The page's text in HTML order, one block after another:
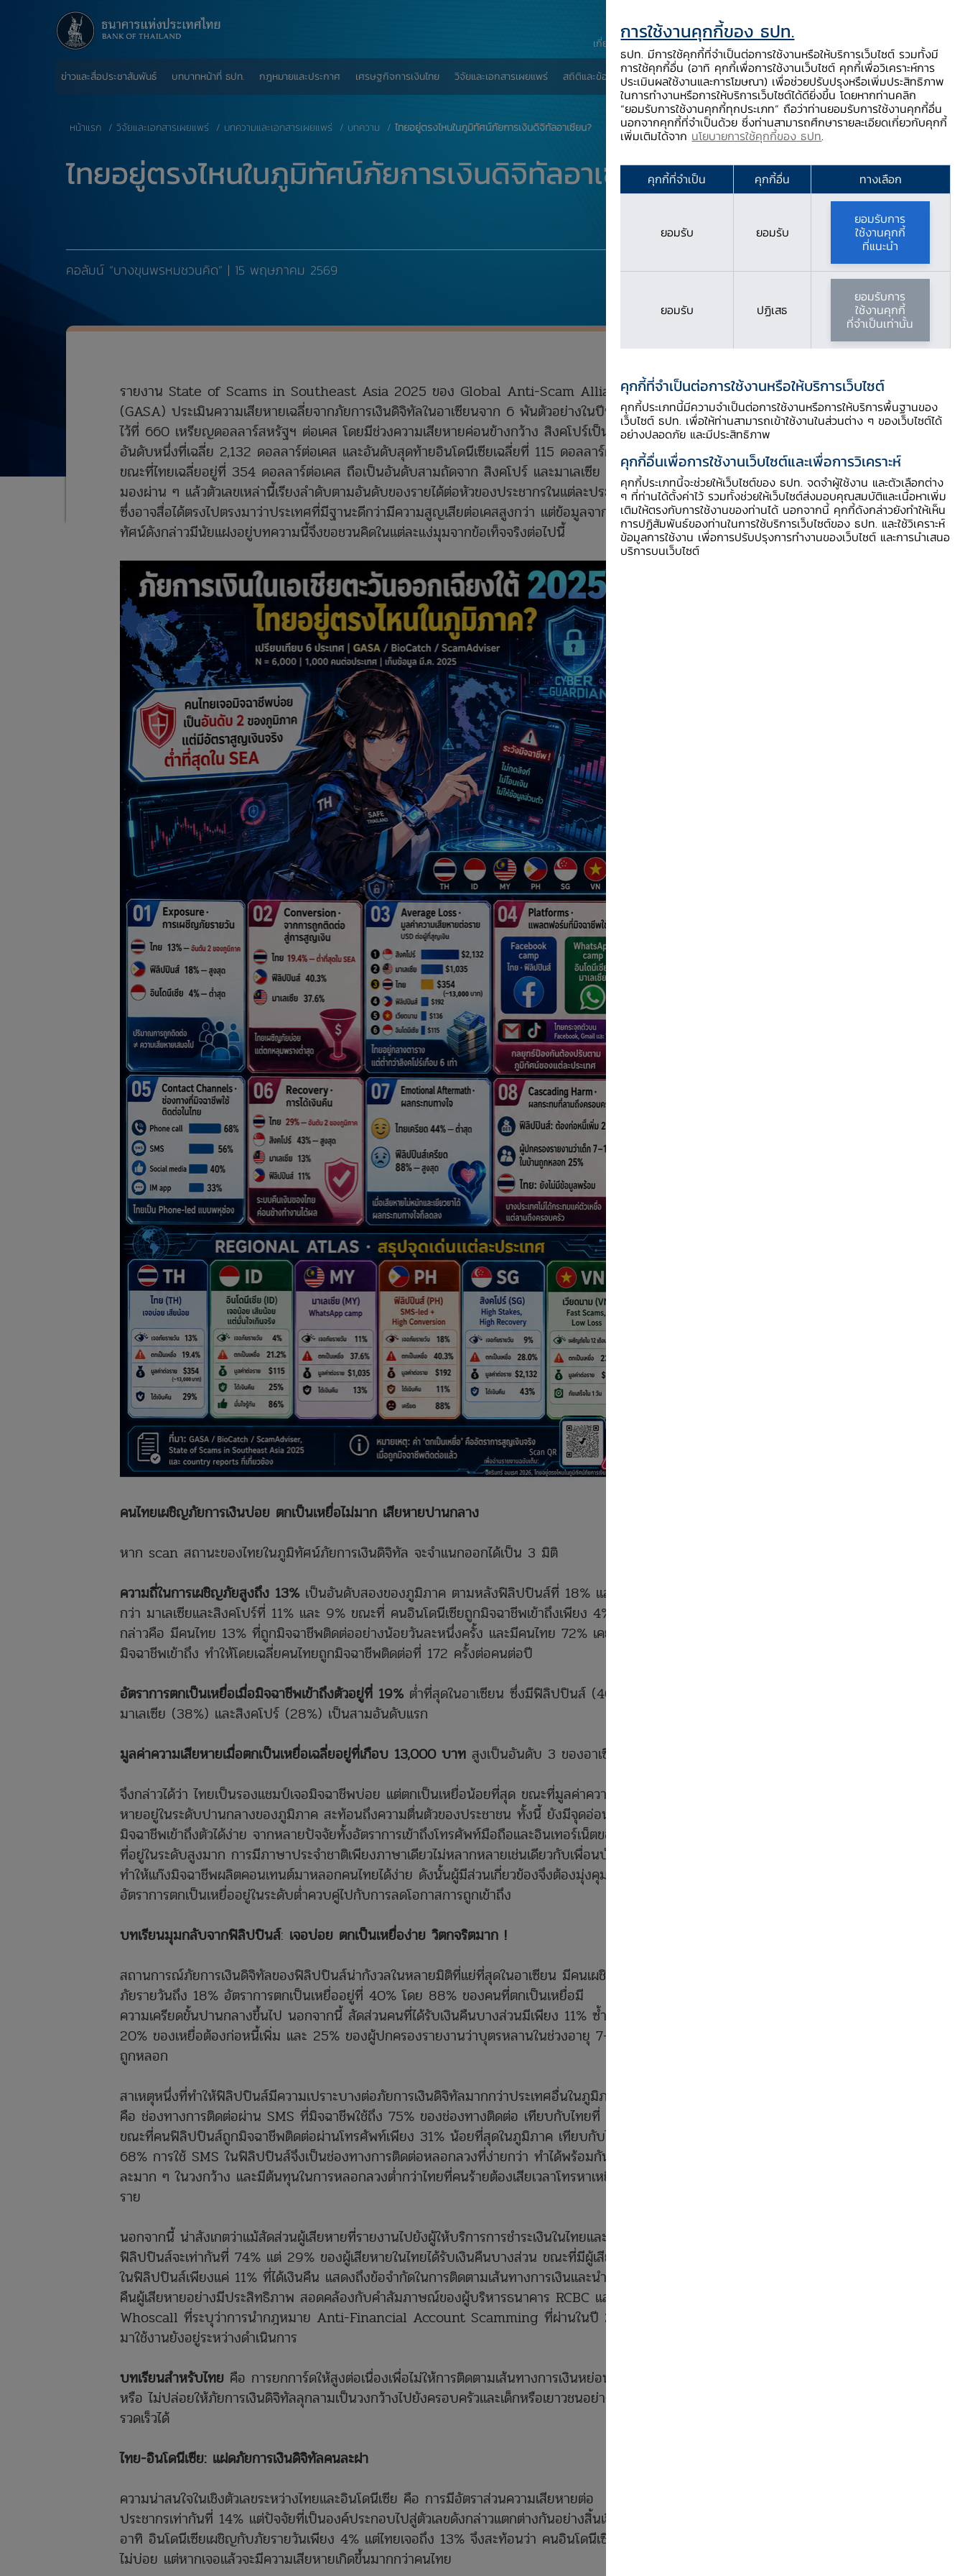
ข่าวและสื่อประชาสัมพันธ์ บทบาทหน้าที่ ธปท. กฎหมายและประกาศ เศรษฐกิจการเงินไทย วิจัยและเอกสารเผยแพร่ สถิติและข้อมูลเผยแพร่ บริการจาก ธปท. นวัตกรรมภาคการเงิน สตางค์ Story
เกี่ยวกับ ธปท. ติดต่อเรา ช่วยเหลือ / ร้องเรียน EN
หน้าแรก วิจัยและเอกสารเผยแพร่ บทความและเอกสารเผยแพร่ บทความ ไทยอยู่ตรงไหนในภูมิทัศน์ภัยการเงินดิจิทัลอาเซียน?
ไทยอยู่ตรงไหนในภูมิทัศน์ภัยการเงินดิจิทัลอาเซียน?
คอลัมน์ “บางขุนพรหมชวนคิด” | 15 พฤษภาคม 2569
รายงาน State of Scams in Southeast Asia 2025 ของ Global Anti-Scam Alliance
(GASA) ประเมินความเสียหายเฉลี่ยจากภัยการเงินดิจิทัลในอาเซียนจาก 6 พันตัวอย่างในปีที่แล้ว
ไว้ที่ 660 เหรียญดอลลาร์สหรัฐฯ ต่อเคส โดยมีช่วงความเสียหายค่อนข้างกว้าง สิงคโปร์เป็น
อันดับหนึ่งที่เฉลี่ย 2,132 ดอลลาร์ต่อเคส และอันดับสุดท้ายอินโดนีเซียเฉลี่ยที่ 115 ดอลลาร์ต่อเคส
ขณะที่ไทยเฉลี่ยอยู่ที่ 354 ดอลลาร์ต่อเคส ถือเป็นอันดับสามถัดจาก สิงคโปร์ และมาเลเซีย เมื่อ
มองผ่าน ๆ แล้วตัวเลขเหล่านี้เรียงลำดับตามอันดับของรายได้ต่อหัวของประชากรในแต่ละประเทศ
ซึ่งอาจสื่อได้ตรงไปตรงมาว่าประเทศที่มีฐานะดีกว่ามีความสูญเสียต่อเคสสูงกว่า แต่ข้อมูลจากภูมิ
ทัศน์ดังกล่าวมีนัยแฝงอยู่บทความนี้จึงขอชวนคิดในแต่ละแง่มุมจากข้อเท็จจริงต่อไปนี้
คนไทยเผชิญภัยการเงินบ่อย ตกเป็นเหยื่อไม่มาก เสียหายปานกลาง
หาก scan สถานะของไทยในภูมิทัศน์ภัยการเงินดิจิทัล จะจำแนกออกได้เป็น 3 มิติ
ความถี่ในการเผชิญภัยสูงถึง 13%เป็นอันดับสองของภูมิภาค ตามหลังฟิลิปปินส์ที่ 18% และสูง
กว่า มาเลเซียและสิงคโปร์ที่ 11% และ 9% ขณะที่ คนอินโดนีเซียถูกมิจฉาชีพเข้าถึงเพียง 4%
กล่าวคือ มีคนไทย 13% ที่ถูกมิจฉาชีพติดต่ออย่างน้อยวันละหนึ่งครั้ง และมีคนไทย 72% เคยถูก
มิจฉาชีพเข้าถึง ทำให้โดยเฉลี่ยคนไทยถูกมิจฉาชีพติดต่อที่ 172 ครั้งต่อคนต่อปี
อัตราการตกเป็นเหยื่อเมื่อมิจฉาชีพเข้าถึงตัวอยู่ที่ 19%ต่ำที่สุดในอาเซียน ซึ่งมีฟิลิปปินส์ (40%)
มาเลเซีย (38%) และสิงคโปร์ (28%) เป็นสามอันดับแรก
มูลค่าความเสียหายเมื่อตกเป็นเหยื่อเฉลี่ยอยู่ที่เกือบ 13,000 บาท สูงเป็นอันดับ 3 ของอาเซียน
จึงกล่าวได้ว่า ไทยเป็นรองแชมป์เจอมิจฉาชีพบ่อย แต่ตกเป็นเหยื่อน้อยที่สุด ขณะที่มูลค่าความเสีย
หายอยู่ในระดับปานกลางของภูมิภาค สะท้อนถึงความตื่นตัวของประชาชน ทั้งนี้ ยังมีจุดอ่อนที่ถูก
มิจฉาชีพเข้าถึงตัวได้ง่าย จากหลายปัจจัยทั้งอัตราการเข้าถึงโทรศัพท์มือถือและอินเทอร์เน็ตของไทย
ที่อยู่ในระดับสูงมาก การมีภาษาประจำชาติเพียงภาษาเดียวไม่หลากหลายเช่นเดียวกับเพื่อนบ้าน
ทำให้แก๊งมิจฉาชีพผลิตคอนเทนต์มาหลอกคนไทยได้ง่าย ดังนั้นผู้มีส่วนเกี่ยวข้องจึงต้องมุ่งคุมให้
อัตราการตกเป็นเหยื่ออยู่ในระดับต่ำควบคู่ไปกับการลดโอกาสการถูกเข้าถึง
บทเรียนมุมกลับจากฟิลิปปินส์: เจอบ่อย ตกเป็นเหยื่อง่าย วิตกจริตมาก !
สถานการณ์ภัยการเงินดิจิทัลของฟิลิปปินส์น่ากังวลในหลายมิติที่แย่ที่สุดในอาเซียน มีคนเผชิญกับ
ภัยรายวันถึง 18% อัตราการตกเป็นเหยื่ออยู่ที่ 40% โดย 88% ของคนที่ตกเป็นเหยื่อมี
ความเครียดขั้นปานกลางขึ้นไป นอกจากนี้ สัดส่วนคนที่ได้รับเงินคืนบางส่วนมีเพียง 11% ซ้ำร้าย
20% ของเหยื่อต้องก่อหนี้เพิ่ม และ 25% ของผู้ปกครองรายงานว่าบุตรหลานในช่วงอายุ 7-17 ปี
ถูกหลอก
สาเหตุหนึ่งที่ทำให้ฟิลิปปินส์มีความเปราะบางต่อภัยการเงินดิจิทัลมากกว่าประเทศอื่นในภูมิภาค
คือ ช่องทางการติดต่อผ่าน SMS ที่มิจฉาชีพใช้ถึง 75% ของช่องทางติดต่อ เทียบกับไทยที่ 56%
ขณะที่คนฟิลิปปินส์ถูกมิจฉาชีพติดต่อผ่านโทรศัพท์เพียง 31% น้อยที่สุดในภูมิภาค เทียบกับไทยที่
68% การใช้ SMS ในฟิลิปปินส์จึงเป็นช่องทางการติดต่อหลอกลวงที่ง่ายกว่า ทำได้พร้อมกันคราว
ละมาก ๆ ในวงกว้าง และมีต้นทุนในการหลอกลวงต่ำกว่าไทยที่คนร้ายต้องเสียเวลาโทรหาเหยื่อทีละ
ราย
นอกจากนี้ น่าสังเกตว่าแม้สัดส่วนผู้เสียหายที่รายงานไปยังผู้ให้บริการการชำระเงินในไทยและ
ฟิลิปปินส์จะเท่ากันที่ 74% แต่ 29% ของผู้เสียหายในไทยได้รับเงินคืนบางส่วน ขณะที่มีผู้เสียหาย
ในฟิลิปปินส์เพียงแค่ 11% ที่ได้เงินคืน แสดงถึงข้อจำกัดในการติดตามเส้นทางการเงินและนำเงินส่ง
คืนผู้เสียหายอย่างมีประสิทธิภาพ สอดคล้องกับคำสัมภาษณ์ของผู้บริหารธนาคาร RCBC และ
Whoscall ที่ระบุว่าการนำกฎหมาย Anti-Financial Account Scamming ที่ผ่านในปี 2024
มาใช้งานยังอยู่ระหว่างดำเนินการ
บทเรียนสำหรับไทย คือ การยกการ์ดให้สูงต่อเนื่องเพื่อไม่ให้การติดตามเส้นทางการเงินหย่อนยาน
หรือ ไม่ปล่อยให้ภัยการเงินดิจิทัลลุกลามเป็นวงกว้างไปยังครอบครัวและเด็กหรือเยาวชนอย่าง
รวดเร็วได้
ไทย-อินโดนีเซีย: แฝดภัยการเงินดิจิทัลคนละฝา
ความน่าสนใจในเชิงตัวเลขระหว่างไทยและอินโดนีเซีย คือ การมีอัตราส่วนความเสียหายต่อ
ประชากรเท่ากันที่ 14% แต่ปัจจัยที่เป็นองค์ประกอบไปสู่ตัวเลขดังกล่าวแตกต่างกันอย่างสิ้นเชิง
อาทิ อินโดนีเซียเผชิญกับภัยรายวันเพียง 4% แต่ไทยเจอถึง 13% จึงสะท้อนว่า คนอินโดนีเซียเจอ
ไม่บ่อย แต่หากเจอแล้วจะมีความเสียหายเกิดขึ้นมากกว่าคนไทย
สารบัญประกอบ
บทความ
Disclaimer
ผู้เขียน
การใช้งานคุกกี้ของ ธปท.
ธปท. มีการใช้คุกกี้ที่จำเป็นต่อการใช้งานหรือให้บริการเว็บไซต์ รวมทั้งมี
การใช้คุกกี้อื่น (อาทิ คุกกี้เพื่อการใช้งานเว็บไซต์ คุกกี้เพื่อวิเคราะห์การ
ประเมินผลใช้งานและการโฆษณา) เพื่อช่วยปรับปรุงหรือเพิ่มประสิทธิภาพ
ในการทำงานหรือการให้บริการเว็บไซต์ได้ดียิ่งขึ้น โดยหากท่านคลิก
“ยอมรับการใช้งานคุกกี้ทุกประเภท” ถือว่าท่านยอมรับการใช้งานคุกกี้อื่น
นอกจากคุกกี้ที่จำเป็นด้วย ซึ่งท่านสามารถศึกษารายละเอียดเกี่ยวกับคุกกี้
เพิ่มเติมได้จาก นโยบายการใช้คุกกี้ของ ธปท.
คุกกี้ที่จำเป็น คุกกี้อื่น ทางเลือก
ยอมรับ ยอมรับ
ยอมรับการ
ใช้งานคุกกี้
ที่แนะนำ
ยอมรับ ปฏิเสธ
ยอมรับการ
ใช้งานคุกกี้
ที่จำเป็นเท่านั้น
คุกกี้ที่จำเป็นต่อการใช้งานหรือให้บริการเว็บไซต์
คุกกี้ประเภทนี้มีความจำเป็นต่อการใช้งานหรือการให้บริการพื้นฐานของ
เว็บไซต์ ธปท. เพื่อให้ท่านสามารถเข้าใช้งานในส่วนต่าง ๆ ของเว็บไซต์ได้
อย่างปลอดภัย และมีประสิทธิภาพ
คุกกี้อื่นเพื่อการใช้งานเว็บไซต์และเพื่อการวิเคราะห์
คุกกี้ประเภทนี้จะช่วยให้เว็บไซต์ของ ธปท. จดจำผู้ใช้งาน และตัวเลือกต่าง
ๆ ที่ท่านได้ตั้งค่าไว้ รวมทั้งช่วยให้เว็บไซต์ส่งมอบคุณสมบัติและเนื้อหาเพิ่ม
เติมให้ตรงกับการใช้งานของท่านได้ นอกจากนี้ คุกกี้ดังกล่าวยังทำให้เห็น
การปฏิสัมพันธ์ของท่านในการใช้บริการเว็บไซต์ของ ธปท. และใช้วิเคราะห์
ข้อมูลการใช้งาน เพื่อการปรับปรุงการทำงานของเว็บไซต์ และการนำเสนอ
บริการบนเว็บไซต์